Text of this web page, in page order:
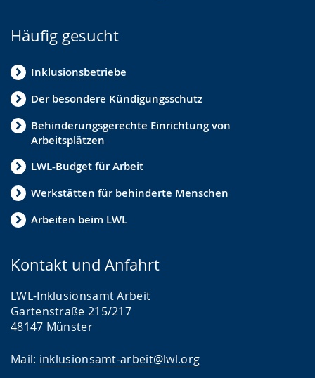
g
.
s
p
r
a
c
e
w
r
a
g
e
e
Häufig gesucht
Inklusionsbetriebe
Der besondere Kündigungsschutz
Behinderungsgerechte Einrichtung von
Arbeitsplätzen
LWL-Budget für Arbeit
Werkstätten für behinderte Menschen
Arbeiten beim LWL
Kontakt und Anfahrt
LWL-Inklusionsamt Arbeit
Gartenstraße 215/217
48147 Münster
Mail: inklusionsamt-arbeit@lwl.org